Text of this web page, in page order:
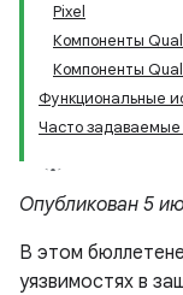
Pixel
Компоненты
Компоненты
Функциональные
Часто задаваемые
Опубликован 5
В этом
уязвимостях в